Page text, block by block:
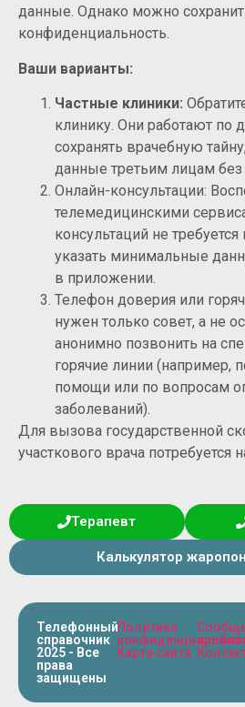
данные. Однако можно
конфиденциальность.
Ваши варианты:
Частные клиники:
клинику. Они работают по
сохранять врачебную
данные третьим лицам без
Онлайн-консультации:
телемедицинскими
консультаций не требуется
указать минимальные
в приложении.
Телефон доверия или
нужен только совет, а не
анонимно позвонить на
горячие линии (например,
помощи или по вопросам
заболеваний).
Для вызова государственной
участкового врача потребуется
Терапевт
Калькулятор
Телефонный
справочник
2025 - Все
права
защищены
Политика
Карта сайта